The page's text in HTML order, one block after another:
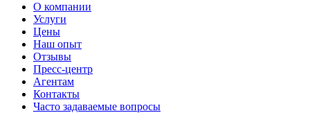
О компании
Услуги
Цены
Наш опыт
Отзывы
Пресс-центр
Агентам
Контакты
Часто задаваемые вопросы